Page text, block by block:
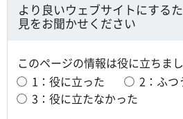
開
きを
開
ま
す
より良いウェブサイトにする
見をお聞かせください
このページの情報は役に立ちま
1：役に立った
2：ふつ
3：役に立たなかった